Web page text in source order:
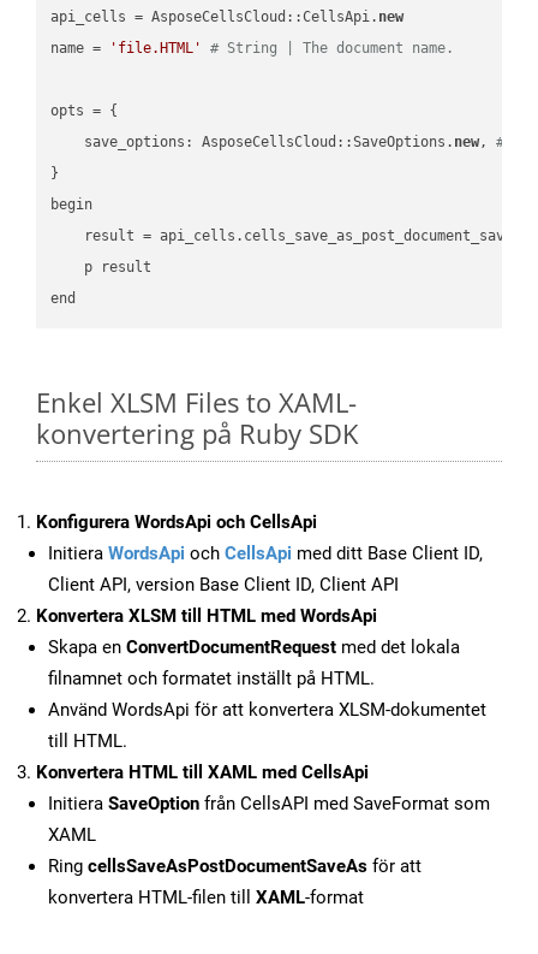
api_cells = AsposeCellsCloud::CellsApi. new
name =
'file.HTML' # String | The document name.
opts = {
    save_options: AsposeCellsCloud::SaveOptions.
new, #
}
begin
result =
    p result
Enkel XLSM Files to XAML-
konvertering på Ruby SDK
Konfigurera WordsApi och CellsApi
Initiera WordsApi och CellsApi med ditt Base Client ID,
Client API, version Base Client ID, Client API
Konvertera XLSM till HTML med WordsApi
Skapa en ConvertDocumentRequest med det lokala
filnamnet och formatet inställt på HTML.
Använd WordsApi för att konvertera XLSM-dokumentet
till HTML.
Konvertera HTML till XAML med CellsApi
Initiera SaveOption från CellsAPI med SaveFormat som
XAML
Ring cellsSaveAsPostDocumentSaveAs för att
konvertera HTML-filen till XAML-format